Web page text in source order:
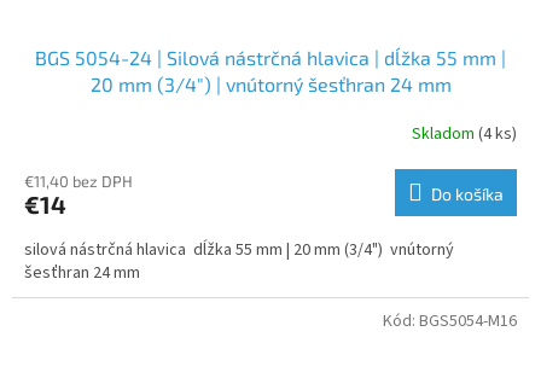
BGS 5054-24 | Silová nástrčná hlavica | dĺžka 55 mm |
20 mm (3/4") | vnútorný šesťhran 24 mm
Skladom (4 ks)
€11,40 bez DPH
€14 Do košíka
silová nástrčná hlavica dĺžka 55 mm | 20 mm (3/4") vnútorný
šesťhran 24 mm
Kód: BGS5054-M16